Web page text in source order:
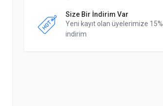
Size Bir İndirim Var
Yeni kayıt olan üyelerimize 15%
indirim